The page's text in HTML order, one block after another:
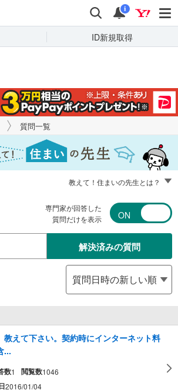
検索 通知
i
ID新規取得
キーワードで
質問を探す
質問一覧
教えて！住まいの先生とは？
専門家が回答した
質問だけを表示
解決済みの質問
教えて下さい。契約時にインターネット料
...
数1 閲覧数1046
2016/01/04